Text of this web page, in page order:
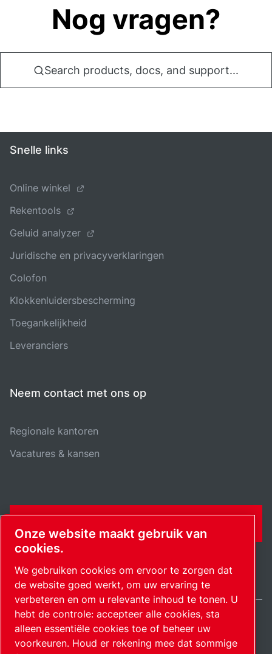
Nog vragen?
Search products, docs, and support...
Snelle links
Online winkel
Rekentools
Geluid analyzer
Juridische en privacyverklaringen
Colofon
Klokkenluidersbescherming
Toegankelijkheid
Leveranciers
Neem contact met ons op
Regionale kantoren
Vacatures & kansen
SitemapCookie-instellingen beheren© 2026 Auteursrecht.
Netherlands / NL
Onze website maakt gebruik van
cookies.
We gebruiken cookies om ervoor te zorgen dat
de website goed werkt, om uw ervaring te
verbeteren en om u relevante inhoud te tonen. U
hebt de controle: accepteer alle cookies, sta
alleen essentiële cookies toe of beheer uw
voorkeuren. Houd er rekening mee dat sommige